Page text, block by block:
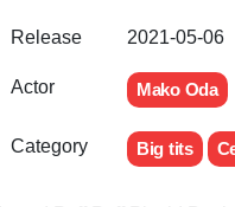
Release 2021-05-06
Actor Mako Oda
Category Big tits